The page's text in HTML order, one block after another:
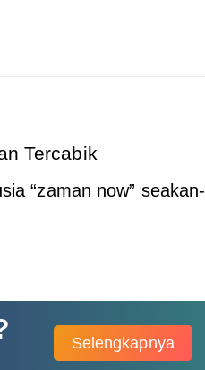
Tercabik
“zaman now” seakan-
Selengkapnya